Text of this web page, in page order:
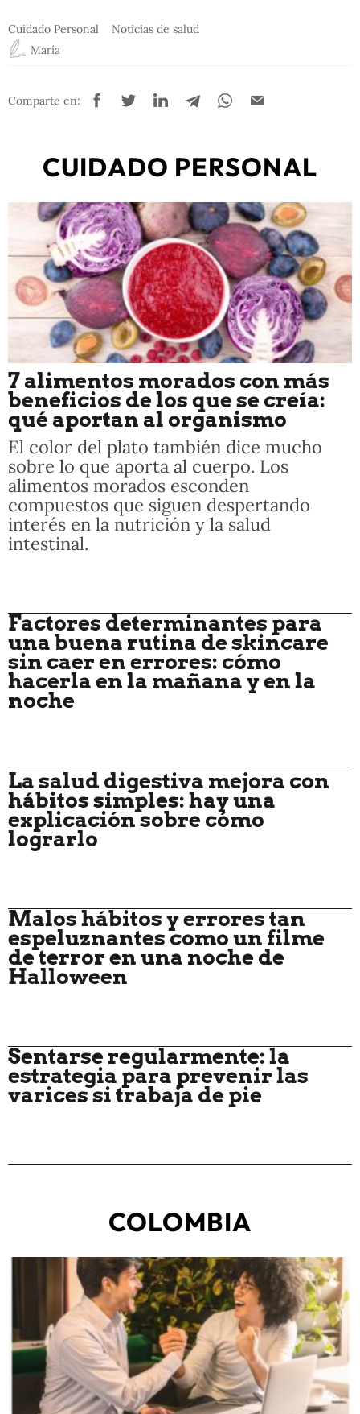
Cuidado Personal
Noticias de salud
María
Comparte en:
CUIDADO PERSONAL
7 alimentos morados con más
beneficios de los que se creía:
qué aportan al organismo
El color del plato también dice mucho
sobre lo que aporta al cuerpo. Los
alimentos morados esconden
compuestos que siguen despertando
interés en la nutrición y la salud
intestinal.
Factores determinantes para
una buena rutina de skincare
sin caer en errores: cómo
hacerla en la mañana y en la
noche
La salud digestiva mejora con
hábitos simples: hay una
explicación sobre cómo
lograrlo
Malos hábitos y errores tan
espeluznantes como un filme
de terror en una noche de
Halloween
Sentarse regularmente: la
estrategia para prevenir las
varices si trabaja de pie
COLOMBIA